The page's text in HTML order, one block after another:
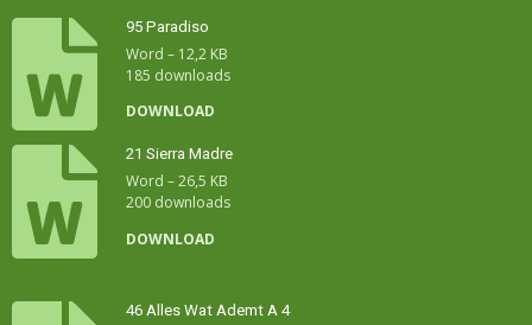
95 Paradiso
Word – 12,2 KB
185 downloads
DOWNLOAD
21 Sierra Madre
Word – 26,5 KB
200 downloads
DOWNLOAD
46 Alles Wat Ademt A 4